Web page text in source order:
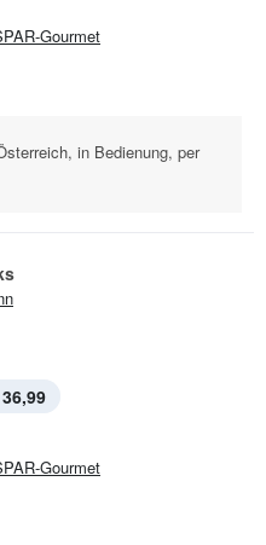
Gourmet
in Bedienung, per
Gourmet